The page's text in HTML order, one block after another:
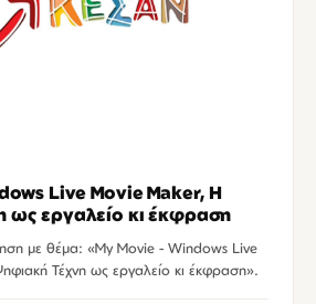
Live Movie Maker, Η
ως εργαλείο κι έκφραση
με θέμα: «My Movie - Windows Live
Τέχνη ως εργαλείο κι έκφραση».